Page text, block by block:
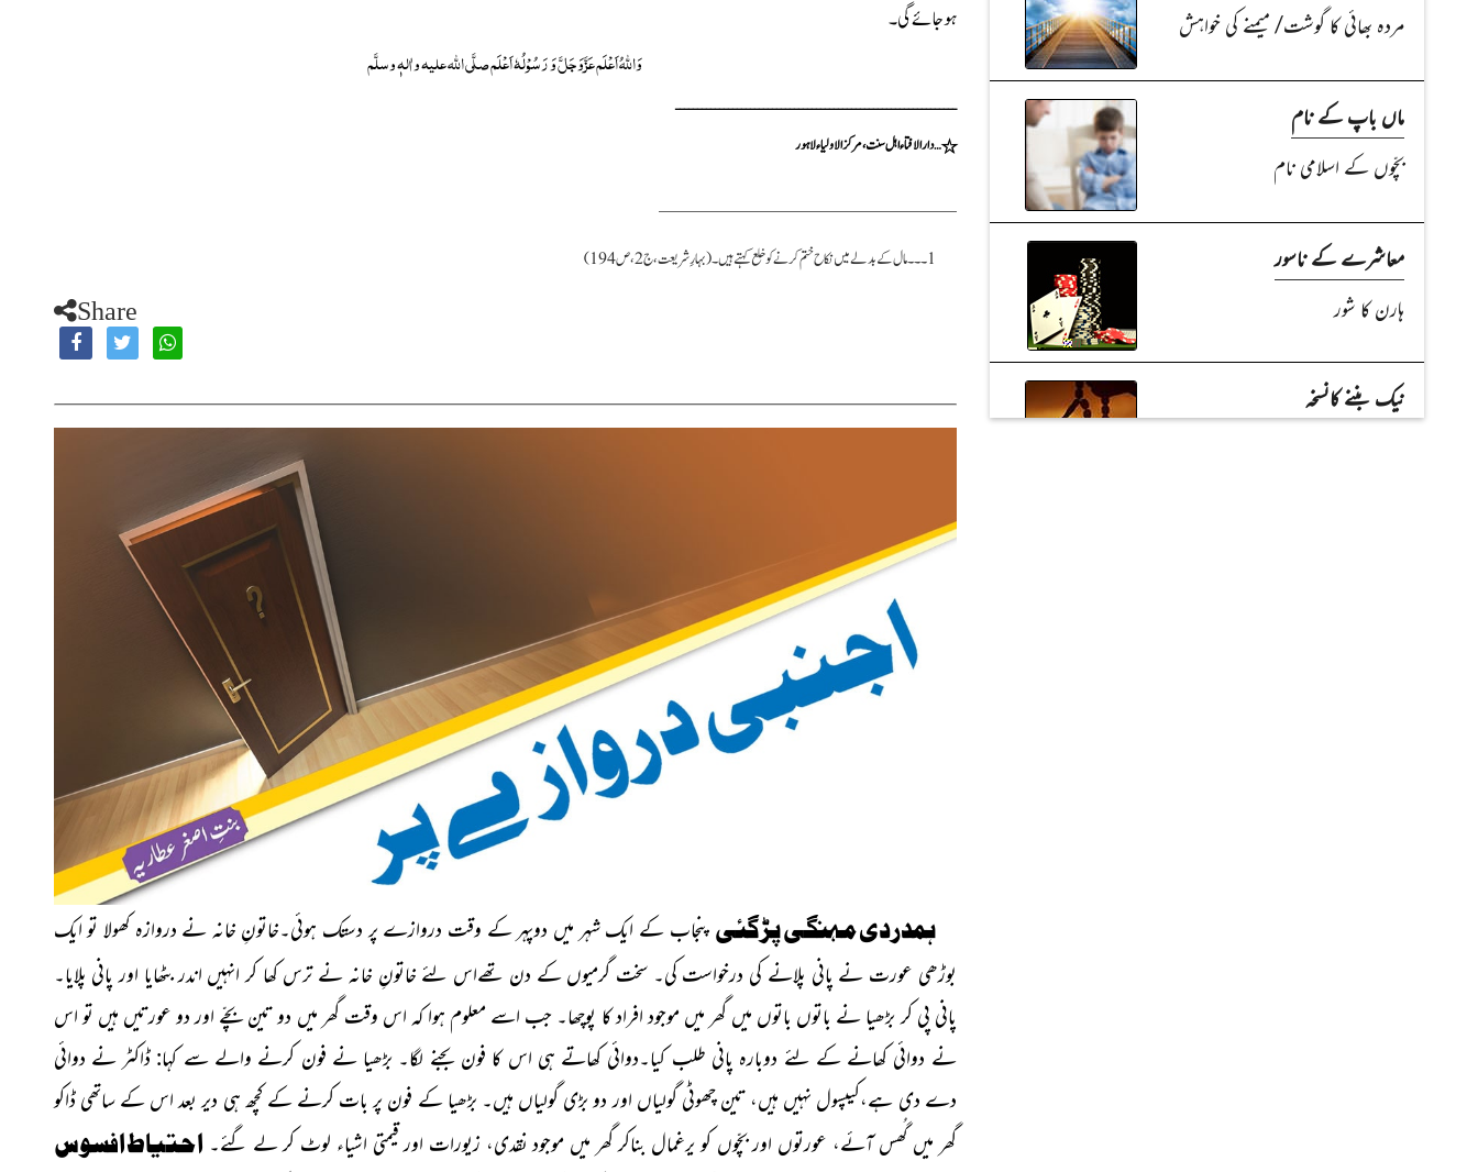
ہوجائے گی۔
وَاللہُاَعْلَمعَزَّوَجَلَّوَ رَسُوْلُہٗ اَعْلَمصلَّی اللہ علیہ واٰلہٖ وسلَّم
ــــــــــــــــــــــــــــــــــــــــــــــــــــــــــــــــ
٭…دارالافتاءاہل سنت ،مرکزالاولیا ءلاہور
1۔۔۔ مال کے بدلے میں نکاح ختم کرنے کو خلع کہتے ہیں ۔(بہارِ شریعت،ج 2،ص194)
Share
ہمدردی مہنگی پڑگئی پنجاب کے ایک شہر میں دوپہر کے وقت دروازے پر دستک ہوئی۔خاتونِ خانہ نے دروازہ کھولا تو ایک
بوڑھی عورت نے پانی پلانے کی درخواست کی۔ سخت گرمیوں کے دن تھےاس لئے خاتونِ خانہ نے ترس کھا کر انہیں اندر بٹھایا اور پانی پلایا۔
پانی پی کر بڑھیا نے باتوں باتوں میں گھر میں موجود افراد کا پوچھا۔ جب اسے معلوم ہوا کہ اس وقت گھر میں دو تین بچّے اور دو عورتیں ہیں تو اس
نے دوائی کھانے کے لئے دوبارہ پانی طلب کیا۔دوائی کھاتے ہی اس کا فون بجنے لگا۔ بڑھیا نے فون کرنے والے سے کہا: ڈاکٹر نے دوائی
دے دی ہے،کیپسول نہیں ہیں، تین چھوٹی گولیاں اور دو بڑی گولیاں ہیں۔ بڑھیا کے فون پر بات کرنے کے کچھ ہی دیر بعد اس کے ساتھی ڈاکو
گھر میں گُھس آئے، عورتوں اور بچّوں کو یرغمال بناکر گھر میں موجود نقدی، زیورات اور قیمتی اشیاء لوٹ کر لے گئے۔ احتیاط افسوس
مردہ بھائی کا گوشت/ میمنے کی خواہش
ماں باپ کے نام
بچّوں کے اسلامی نام
معاشرے کے ناسور
ہارن کا شور
نیک بننے کانسخہ